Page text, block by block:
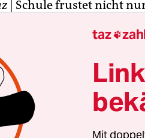
| Schule frustet nicht
Infoabend der in
Bremen“
die LehrerInnen.
Jahren im Dienst,
Sie sprechen von
taz 
Mit